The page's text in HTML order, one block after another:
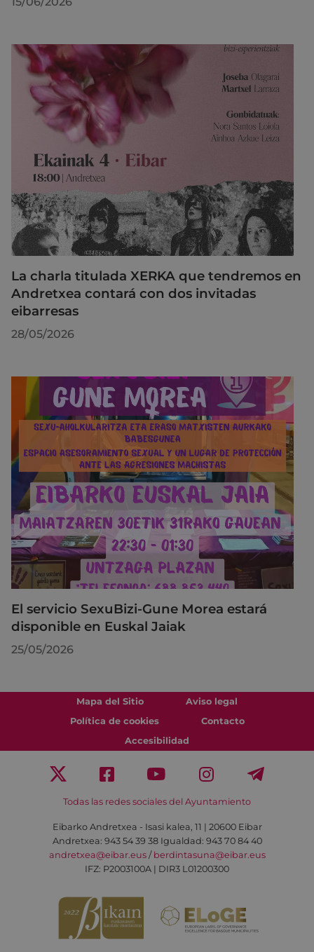
La charla titulada XERKA que tendremos en
Andretxea contará con dos invitadas
eibarresas
28/05/2026
El servicio SexuBizi-Gune Morea estará
disponible en Euskal Jaiak
25/05/2026
Mapa del Sitio
Aviso legal
Política de cookies
Contacto
Accesibilidad
Todas las redes sociales del Ayuntamiento
Eibarko Andretxea - Isasi kalea, 11 | 20600 Eibar
Andretxea: 943 54 39 38 Igualdad: 943 70 84 40
andretxea@eibar.eus/ berdintasuna@eibar.eus
IFZ: P2003100A | DIR3 L01200300